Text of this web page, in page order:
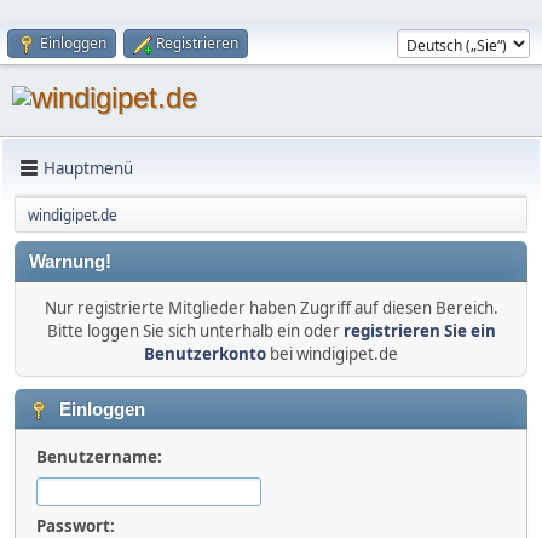
Einloggen Registrieren
Hauptmenü
windigipet.de
Warnung!
Nur registrierte Mitglieder haben Zugriff auf diesen Bereich.
Bitte loggen Sie sich unterhalb ein oder registrieren Sie ein
Benutzerkonto bei windigipet.de
Einloggen
Benutzername:
Passwort: